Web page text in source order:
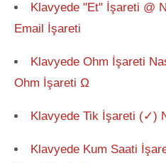
Klavyede "Et" İşareti @
Email İşareti
Klavyede Ohm İşareti
Ohm İşareti Ω
Klavyede Tik İşareti (✓)
Klavyede Kum Saati